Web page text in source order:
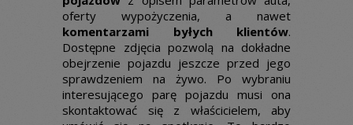
oferty wypożyczenia, a nawet
komentarzami byłych klientów.
Dostępne zdjęcia pozwolą na dokładne
obejrzenie pojazdu jeszcze przed jego
sprawdzeniem na żywo. Po wybraniu
interesującego parę pojazdu musi ona
skontaktować się z właścicielem, aby